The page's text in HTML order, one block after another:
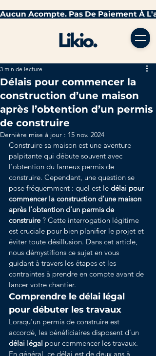
Délais pour commencer la
construction d’une maison
après l’obtention d’un permis
de construire
3 min de lecture
Dernière mise à jour : 15 nov. 2024
Construire sa maison est une aventure
palpitante qui débute souvent avec
l’obtention du fameux permis de
construire. Cependant, une question se
pose fréquemment : quel est le délai pour
commencer la construction d’une maison
après l’obtention d’un permis de
construire ? Cette interrogation légitime
est cruciale pour bien planifier le projet et
éviter toute désillusion. Dans cet article,
nous démystifions ce sujet en vous
guidant à travers les étapes et les
contraintes à prendre en compte avant de
lancer votre chantier.
Comprendre le délai légal
pour débuter les travaux
Lorsqu’un permis de construire est
accordé, les bénéficiaires disposent d’un
délai légal pour commencer les travaux.
En général, ce délai est de deux ans à